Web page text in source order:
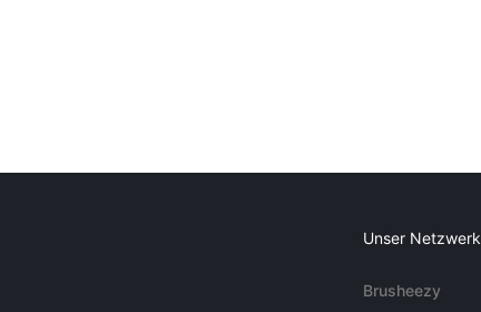
Unser Netzwerk
Brusheezy